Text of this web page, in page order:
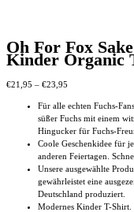
Oh For Fox
Kinder Organic
€21,95 – €23,95
bis
€23,95
Für alle echten Fuchs-
süßer Fuchs mit einem
Hingucker für Fuchs-
Coole Geschenkidee für
anderen Feiertagen.
Unsere ausgewählte
gewährleistet eine
Deutschland produziert.
Modernes Kinder T-